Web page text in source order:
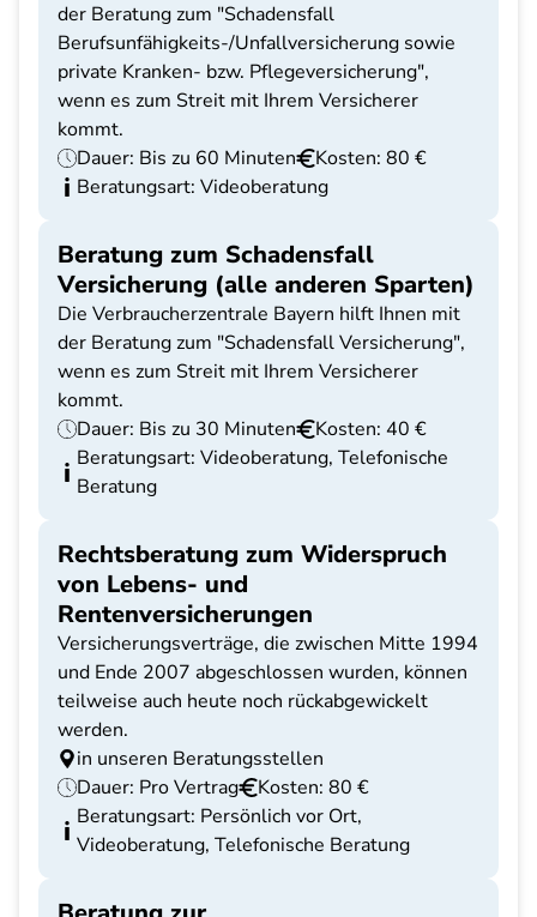
der Beratung zum "Schadensfall
Berufsunfähigkeits-/Unfallversicherung sowie
private Kranken- bzw. Pflegeversicherung",
wenn es zum Streit mit Ihrem Versicherer
kommt.
Dauer: Bis zu 60 Minuten
Kosten: 80 €
Beratungsart: Videoberatung
Beratung zum Schadensfall
Versicherung (alle anderen Sparten)
Die Verbraucherzentrale Bayern hilft Ihnen mit
der Beratung zum "Schadensfall Versicherung",
wenn es zum Streit mit Ihrem Versicherer
kommt.
Dauer: Bis zu 30 Minuten
Kosten: 40 €
Beratungsart: Videoberatung, Telefonische
Beratung
Rechtsberatung zum Widerspruch
von Lebens- und
Rentenversicherungen
Versicherungsverträge, die zwischen Mitte 1994
und Ende 2007 abgeschlossen wurden, können
teilweise auch heute noch rückabgewickelt
werden.
in unseren Beratungsstellen
Dauer: Pro Vertrag
Kosten: 80 €
Beratungsart: Persönlich vor Ort,
Videoberatung, Telefonische Beratung